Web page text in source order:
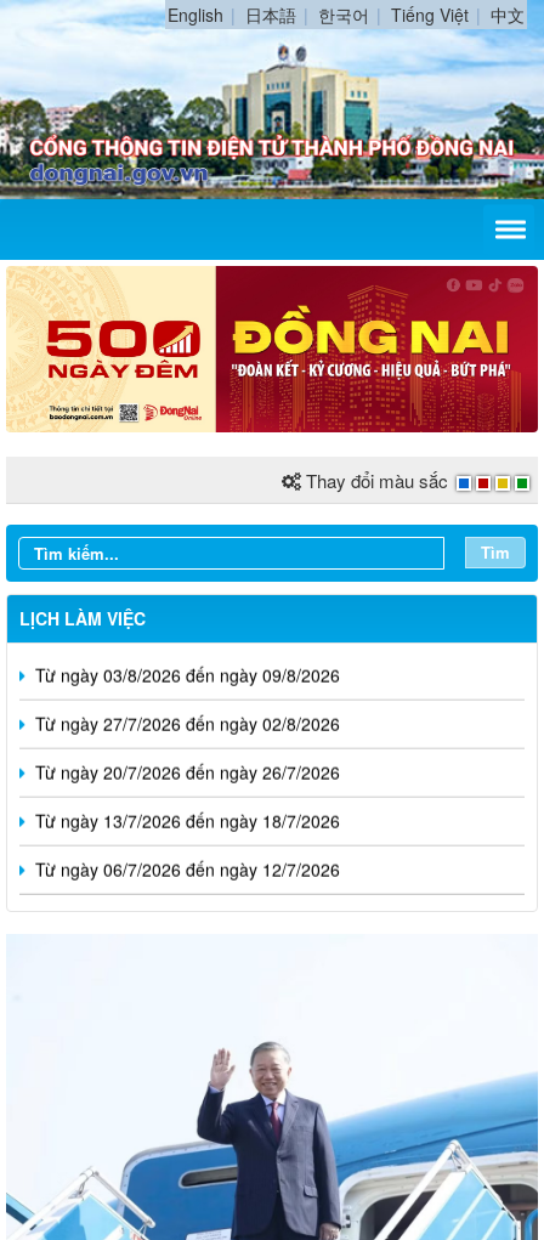
English 日本語 한국어 Tiếng Việt 中文
Thay đổi màu sắc
Tìm
LỊCH LÀM VIỆC
Từ ngày 03/8/2026 đến ngày 09/8/2026
Từ ngày 27/7/2026 đến ngày 02/8/2026
Từ ngày 20/7/2026 đến ngày 26/7/2026
Từ ngày 13/7/2026 đến ngày 18/7/2026
Từ ngày 06/7/2026 đến ngày 12/7/2026